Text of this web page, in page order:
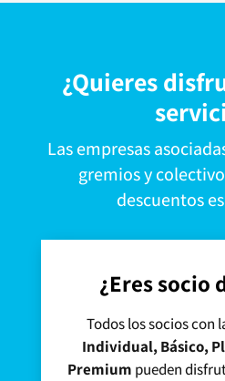
¿Quieres
Las empresas
gremios y
descuentos
¿Eres socio
Todos los socios con
Individual, Básico,
Premium pueden